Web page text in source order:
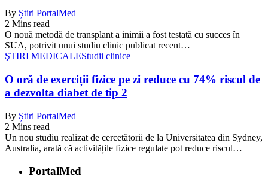
By Știri PortalMed
2 Mins read
O nouă metodă de transplant a inimii a fost testată cu succes în
SUA, potrivit unui studiu clinic publicat recent…
ŞTIRI MEDICALEStudii clinice
O oră de exerciții fizice pe zi reduce cu 74% riscul de
a dezvolta diabet de tip 2
By Știri PortalMed
2 Mins read
Un nou studiu realizat de cercetătorii de la Universitatea din Sydney,
Australia, arată că activitățile fizice regulate pot reduce riscul…
PortalMed